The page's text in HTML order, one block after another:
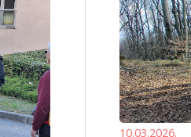
10.03.2026.